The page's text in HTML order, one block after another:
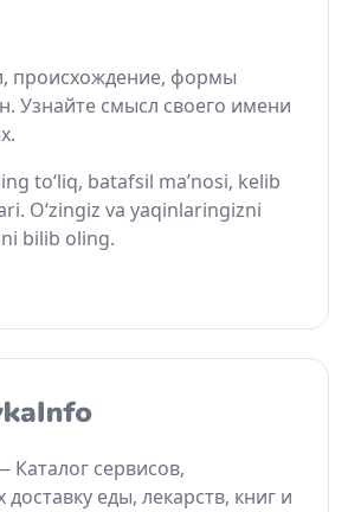
происхождение, формы
Узнайте смысл своего имени
to‘liq, batafsil ma’nosi, kelib
O‘zingiz va yaqinlaringizni
bilib oling.
сервисов,
еды, лекарств, книг и